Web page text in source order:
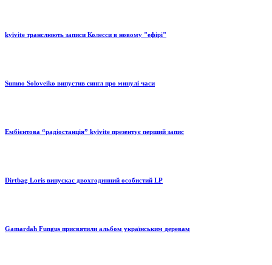
kyïvite транслюють записи Колесси в новому "ефірі"
Sumno Soloveiko випустив сингл про минулі часи
Ембієнтова “радіостанція” kyïvite презентує перший запис
Dirtbag Loris випускає двохгодинний особистий LP
Gamardah Fungus присвятили альбом українським деревам